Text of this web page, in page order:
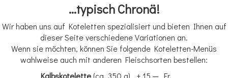
...typisch Chronä!
Wir haben uns auf Koteletten spezialisiert und bieten Ihnen auf
dieser Seite verschiedene Variationen an.
Wenn sie möchten, können Sie folgende Koteletten-Menüs
wahlweise auch mit anderen Fleischsorten bestellen:
Kalbskotelette(ca. 350 g) + 15.─ Fr.